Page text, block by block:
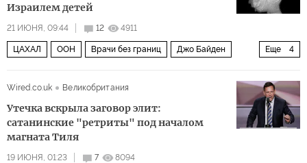
Израилем детей
21 ИЮНЯ, 09:44 12 4911
Еще 4
ЦАХАЛ ООН Врачи без границ Джо Байден
Wired.co.uk
Великобритания
Утечка вскрыла заговор элит:
сатанинские "ретриты" под началом
магната Тиля
19 ИЮНЯ, 01:23 7 8094